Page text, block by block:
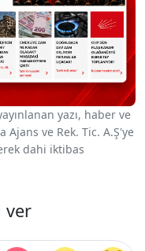
yazı, haber ve
ve Rek. Tic. A.Ş'ye
dahi iktibas
ver